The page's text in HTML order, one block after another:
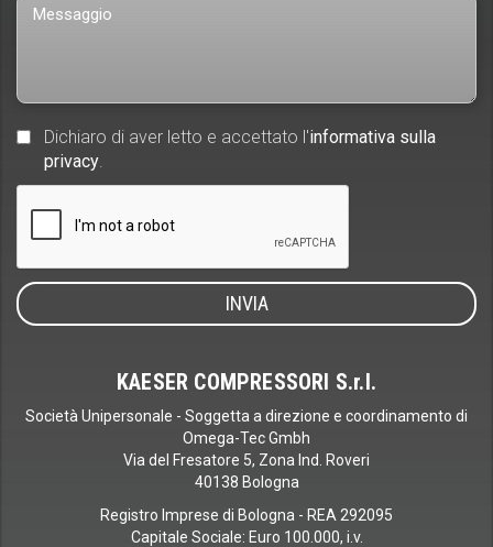
Dichiaro di aver letto e accettato l'informativa sulla
privacy.
KAESER COMPRESSORI S.r.l.
Società Unipersonale - Soggetta a direzione e coordinamento di
Omega-Tec Gmbh
Via del Fresatore 5, Zona Ind. Roveri
40138 Bologna
Registro Imprese di Bologna - REA 292095
Capitale Sociale: Euro 100.000, i.v.